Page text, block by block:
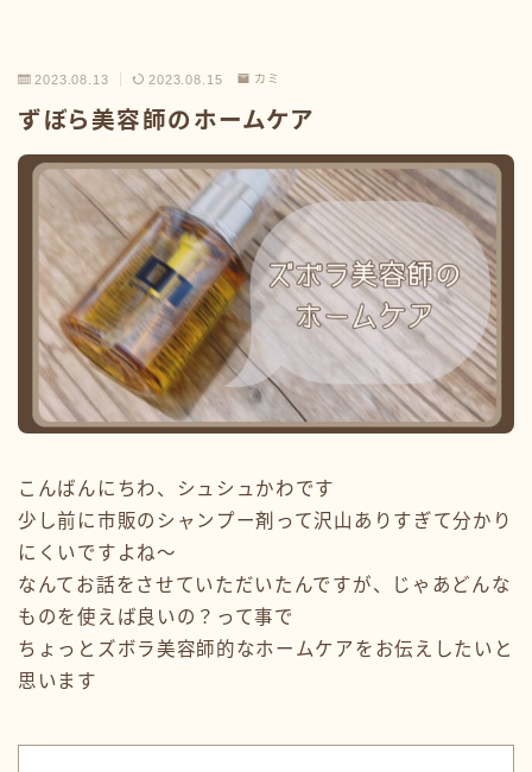
2023.08.13 2023.08.15 カミ
ずぼら美容師のホームケア
こんばんにちわ、シュシュかわです
少し前に市販のシャンプー剤って沢山ありすぎて分かり
にくいですよね〜
なんてお話をさせていただいたんですが、じゃあどんな
ものを使えば良いの？って事で
ちょっとズボラ美容師的なホームケアをお伝えしたいと
思います